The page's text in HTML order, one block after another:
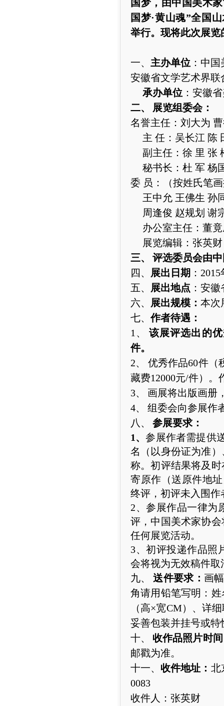
国梦，由中国美术
国梦·黄山魂”全国
举行。现将此次展
一、 主办单位 ：中
安徽省文学艺术界联
承办单位 ：安徽
二、
展览组委会：
名誉主任：刘大为
主 任：吴长江 陈
副主任：徐 里 张
秘书长：杜 军 杨
委 员：（按姓氏笔
王中允 王佛生 孙
周逢俊 赵规划 谢
办公室主任：董
展览编辑：张英财
三、
评选委员会由
四、 展出日期 ： 2015
五、 展出地点 ：安
六、 展出规模： 本次
七、作者待遇：
1、
该展评选出的
件。
2、
优秀作品60件（
藏费12000元/件）。
3、
画展将出版画册
4、
组委会向参展作
八、
参展要求：
1 、参展作者需提供
名（以身份证为准
称。初评结果将及
寄原作（送原件地
终评，初评未入围
2、参展作品一律为
评，中国美术家协
任何展览活动。
3、初评投递作品照
会将视为无效稿件取
九、
送件要求： 画
角请用铅笔写明：
（高×宽CM）、详
妥善包装并挂号或
十、
收作品照片时
邮戳为准。
十一、收件地址： 北
0083
收件人：张英财